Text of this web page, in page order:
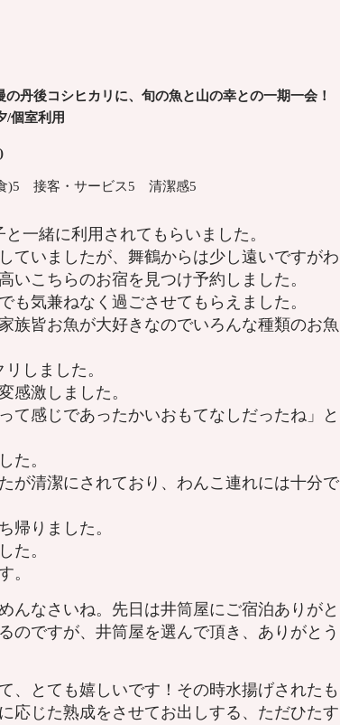
丹後コシヒカリに、旬の魚と山の幸との一期一会！
/個室利用
)5 接客・サービス5 清潔感5
一緒に利用されてもらいました。
ていましたが、舞鶴からは少し遠いですがわ
いこちらのお宿を見つけ予約しました。
気兼ねなく過ごさせてもらえました。
族皆お魚が大好きなのでいろんな種類のお魚
しました。
感激しました。
て感じであったかいおもてなしだったね」と
た。
が清潔にされており、わんこ連れには十分で
帰りました。
た。
。
なさいね。先日は井筒屋にご宿泊ありがと
のですが、井筒屋を選んで頂き、ありがとう
とても嬉しいです！その時水揚げされたも
応じた熟成をさせてお出しする、ただひたす